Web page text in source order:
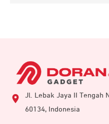
Jl. Lebak Jaya II Tengah
60134, Indonesia